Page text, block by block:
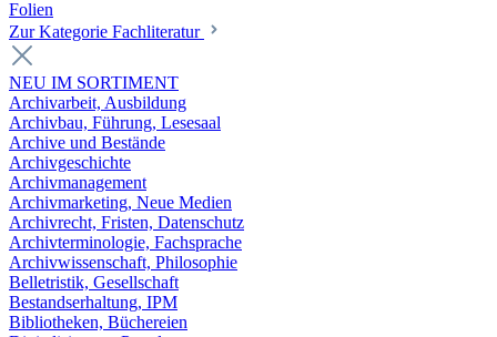
Folien
Zur Kategorie Fachliteratur
NEU IM SORTIMENT
Archivarbeit, Ausbildung
Archivbau, Führung, Lesesaal
Archive und Bestände
Archivgeschichte
Archivmanagement
Archivmarketing, Neue Medien
Archivrecht, Fristen, Datenschutz
Archivterminologie, Fachsprache
Archivwissenschaft, Philosophie
Belletristik, Gesellschaft
Bestandserhaltung, IPM
Bibliotheken, Büchereien